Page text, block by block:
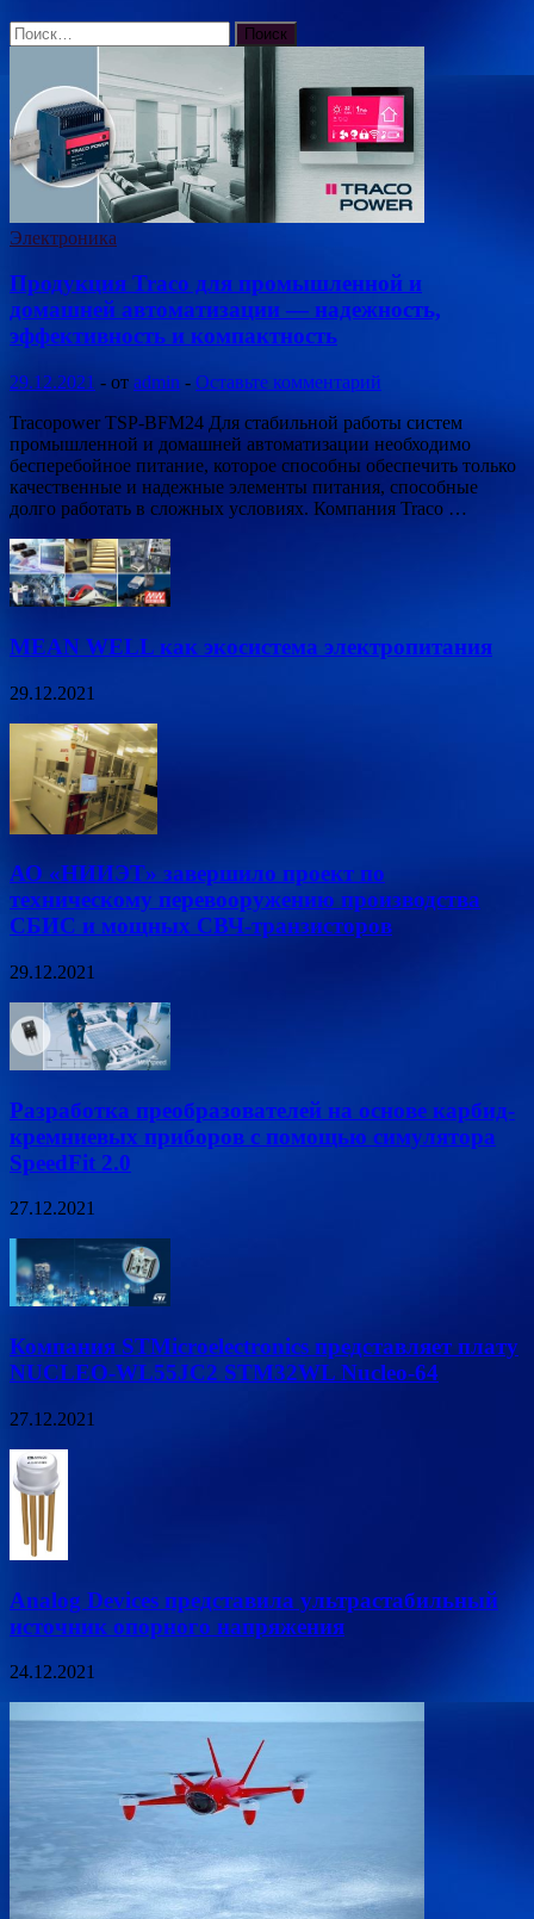
Найти:
Электроника
Продукция Traco для промышленной и
домашней автоматизации — надежность,
эффективность и компактность
29.12.2021 - от admin - Оставьте комментарий
Tracopower TSP-BFM24 Для стабильной работы систем
промышленной и домашней автоматизации необходимо
бесперебойное питание, которое способны обеспечить только
качественные и надежные элементы питания, способные
долго работать в сложных условиях. Компания Traco …
MEAN WELL как экосистема электропитания
29.12.2021
АО «НИИЭТ» завершило проект по
техническому перевооружению производства
СБИС и мощных СВЧ-транзисторов
29.12.2021
Разработка преобразователей на основе карбид-
кремниевых приборов с помощью симулятора
SpeedFit 2.0
27.12.2021
Компания STMicroelectronics представляет плату
NUCLEO-WL55JC2 STM32WL Nucleo-64
27.12.2021
Analog Devices представила ультрастабильный
источник опорного напряжения
24.12.2021